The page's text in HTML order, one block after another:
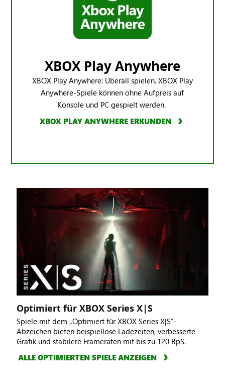
XBOX Play Anywhere
XBOX Play Anywhere: Überall spielen. XBOX Play
Anywhere-Spiele können ohne Aufpreis auf
Konsole und PC gespielt werden.
XBOX PLAY ANYWHERE ERKUNDEN
Optimiert für XBOX Series X|S
Spiele mit dem „Optimiert für XBOX Series X|S“-
Abzeichen bieten beispiellose Ladezeiten, verbesserte
Grafik und stabilere Frameraten mit bis zu 120 BpS.
ALLE OPTIMIERTEN SPIELE ANZEIGEN